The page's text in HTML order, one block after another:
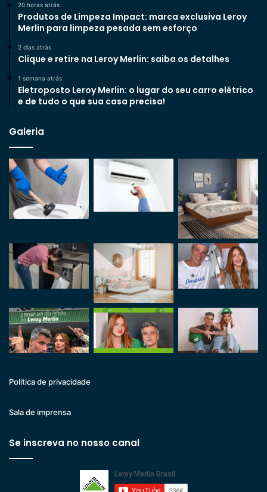
20 horas atrás
Produtos de Limpeza Impact: marca exclusiva Leroy
Merlin para limpeza pesada sem esforço
2 dias atrás
Clique e retire na Leroy Merlin: saiba os detalhes
1 semana atrás
Eletroposto Leroy Merlin: o lugar do seu carro elétrico
e de tudo o que sua casa precisa!
Galeria
Politica de privacidade
Sala de imprensa
Se inscreva no nosso canal